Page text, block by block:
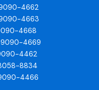
9090-4662
9090-4663
4668
9090-4669
4462
8834
4466